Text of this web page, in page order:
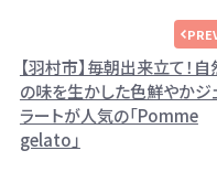
【羽村市】毎朝出来立て！自
の味を生かした色鮮やかジ
ラートが人気の「Pomme
gelato」